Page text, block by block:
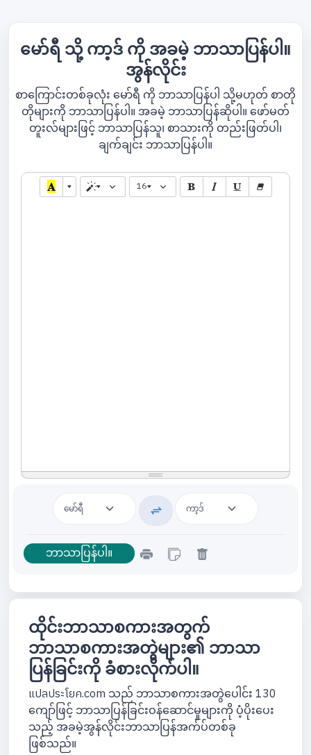
မော်ရီ သို့ ကာ့ဒ် ကို အခမဲ့ ဘာသာပြန်ပါ။
အွန်လိုင်း
စာကြောင်းတစ်ခုလုံး မော်ရီ ကို ဘာသာပြန်ပါ သို့မဟုတ် စာတို
တိုများကို ဘာသာပြန်ပါ။ အခမဲ့ ဘာသာပြန်ဆိုပါ။ ဖော်မတ်
တူးလ်များဖြင့် ဘာသာပြန်သူ၊ စာသားကို တည်းဖြတ်ပါ၊
ချက်ချင်း ဘာသာပြန်ပါ။
16
ထိုင်းဘာသာစကားအတွက်
ဘာသာစကားအတွဲများ၏ ဘာသာ
ပြန်ခြင်းကို ခံစားလိုက်ပါ။
แปลประโยค.com သည် ဘာသာစကားအတွဲပေါင်း 130
ကျော်ဖြင့် ဘာသာပြန်ခြင်းဝန်ဆောင်မှုများကို ပံ့ပိုးပေး
သည့် အခမဲ့အွန်လိုင်းဘာသာပြန်အက်ပ်တစ်ခု
ဖြစ်သည်။